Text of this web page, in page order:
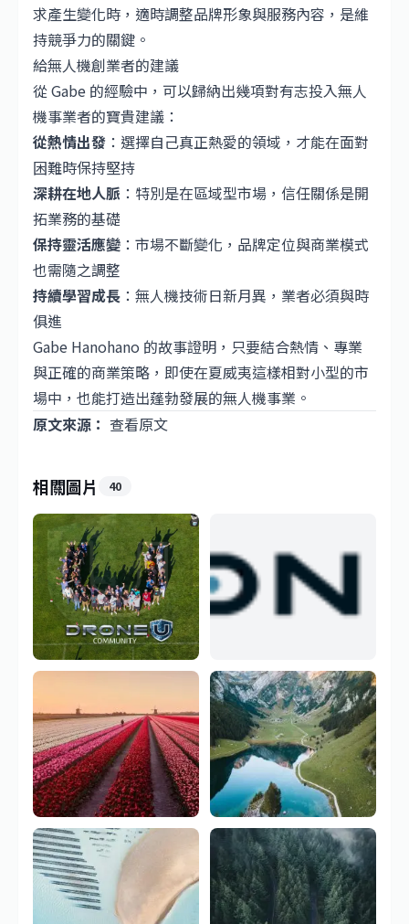
求產生變化時，適時調整品牌形象與服務內容，是維
持競爭力的關鍵。
給無人機創業者的建議
從 Gabe 的經驗中，可以歸納出幾項對有志投入無人
機事業者的寶貴建議：
從熱情出發 ：選擇自己真正熱愛的領域，才能在面對
困難時保持堅持
深耕在地人脈 ：特別是在區域型市場，信任關係是開
拓業務的基礎
保持靈活應變 ：市場不斷變化，品牌定位與商業模式
也需隨之調整
持續學習成長 ：無人機技術日新月異，業者必須與時
俱進
Gabe Hanohano 的故事證明，只要結合熱情、專業
與正確的商業策略，即使在夏威夷這樣相對小型的市
場中，也能打造出蓬勃發展的無人機事業。
原文來源： 查看原文
相關圖片 40